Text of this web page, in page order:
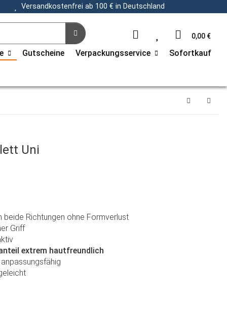
Versandkostenfrei ab 100 € in Deutschland
0,00 €
Gutscheine Verpackungsservice Sofortkauf
Uni
beide Richtungen ohne Formverlust
Griff
extrem hautfreundlich